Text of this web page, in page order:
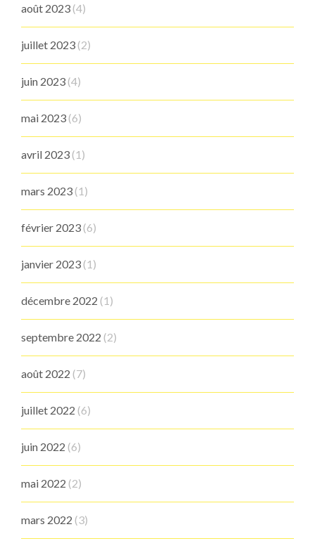
août 2023 (4)
juillet 2023 (2)
juin 2023 (4)
mai 2023 (6)
avril 2023 (1)
mars 2023 (1)
février 2023 (6)
janvier 2023 (1)
décembre 2022 (1)
septembre 2022 (2)
août 2022 (7)
juillet 2022 (6)
juin 2022 (6)
mai 2022 (2)
mars 2022 (3)